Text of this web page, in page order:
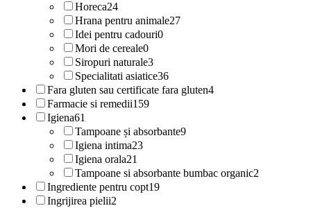
Horeca24
Hrana pentru animale27
Idei pentru cadouri0
Mori de cereale0
Siropuri naturale3
Specialitati asiatice36
Fara gluten sau certificate fara gluten4
Farmacie si remedii159
Igiena61
Tampoane și absorbante9
Igiena intima23
Igiena orala21
Tampoane si absorbante bumbac organic2
Ingrediente pentru copt19
Ingrijirea pielii2